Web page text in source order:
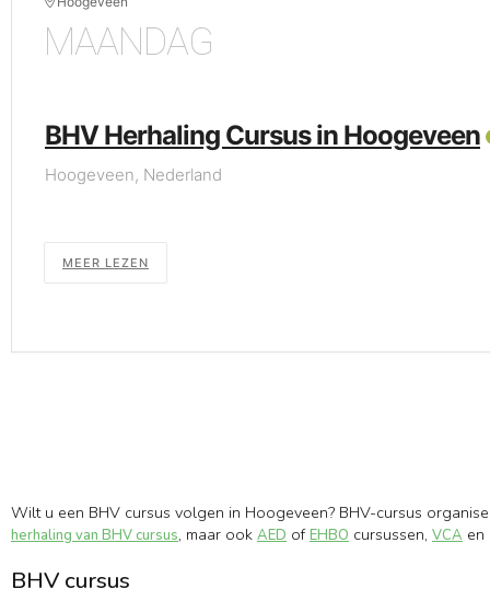
MAANDAG
BHV Herhaling Cursus in Hoogeveen
Hoogeveen, Nederland
MEER LEZEN
Wilt u een BHV cursus volgen in Hoogeveen? BHV-cursus
herhaling van BHV cursus, maar ook AED ofEHBO cursussen, VCA en
BHV cursus